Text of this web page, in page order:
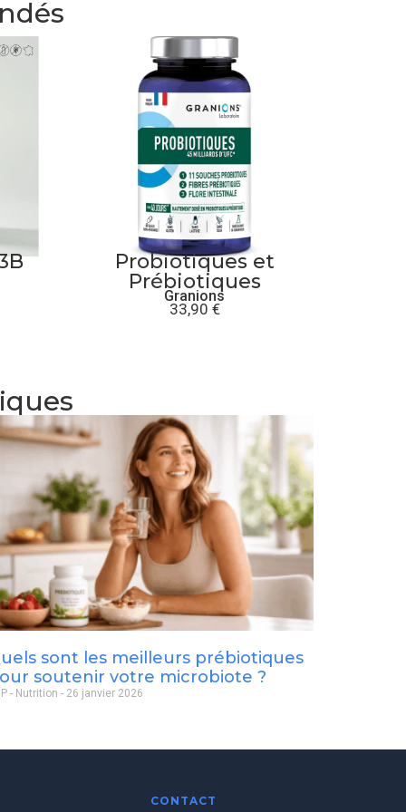
Probiotiques et
Prébiotiques
Granions
33,90 €
sont les meilleurs prébiotiques
soutenir votre microbiote ?
- Nutrition 26 janvier 2026
CONTACT